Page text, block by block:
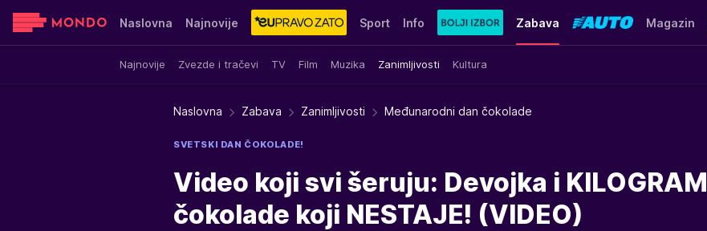
Naslovna Najnovije Sport Info Zabava
Najnovije Zvezde i tračevi TV Film Muzika Zanimljivosti Kultura
Magazin
Sensa Stvar ukusa Yumama
Naslovna Zabava Zanimljivosti Međunarodni dan čokolade
SVETSKI DAN ČOKOLADE!
Video koji svi šeruju: Devojka i KILOGRAM
čokolade koji NESTAJE! (VIDEO)